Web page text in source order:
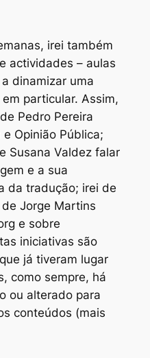
irei também
actividades – aulas
dinamizar uma
particular. Assim,
Pedro Pereira
e Opinião Pública;
Susana Valdez falar
e a sua
da tradução; irei de
Jorge Martins
e sobre
iniciativas são
já tiveram lugar
como sempre, há
ou alterado para
conteúdos (mais